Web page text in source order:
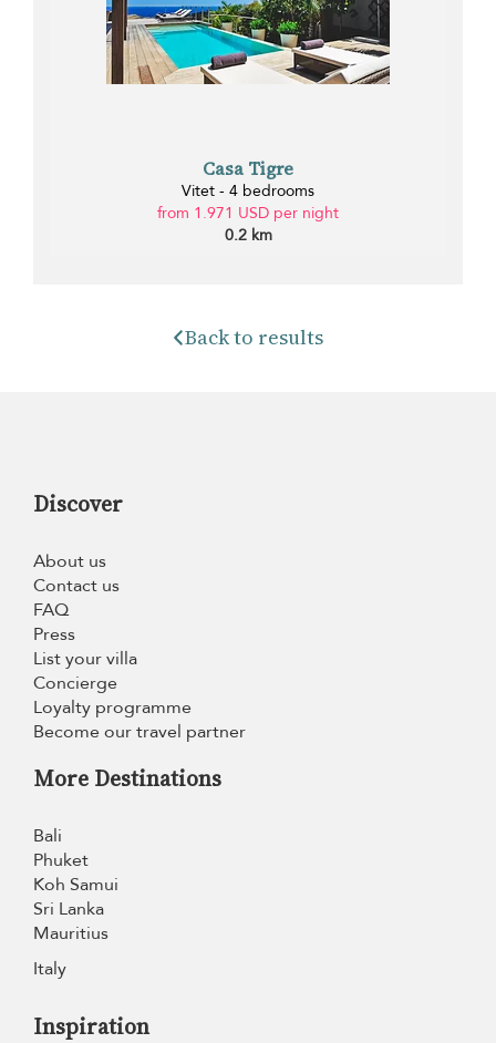
Casa Tigre
Vitet - 4 bedrooms
from 1.971 USD per night
0.2 km
Back to results
Discover
About us
Contact us
FAQ
Press
List your villa
Concierge
Loyalty programme
Become our travel partner
More Destinations
Bali
Phuket
Koh Samui
Sri Lanka
Mauritius
Italy
Inspiration